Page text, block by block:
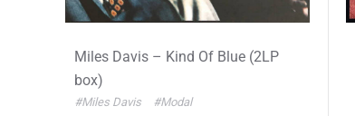
Miles Davis – Kind Of Blue (2LP
box)
#Miles Davis #Modal